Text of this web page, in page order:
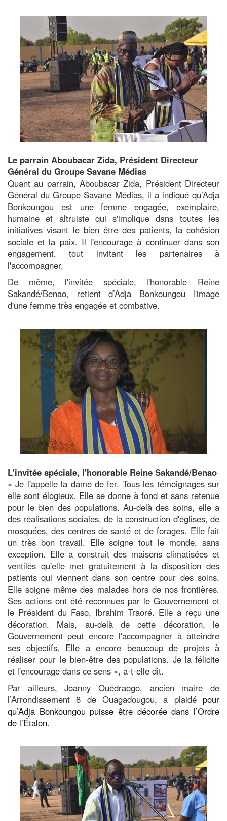
Image
Le parrain Aboubacar Zida, Président Directeur
Général du Groupe Savane Médias
Quant au parrain, Aboubacar Zida, Président Directeur
Général du Groupe Savane Médias, il a indiqué qu’Adja
Bonkoungou est une femme engagée, exemplaire,
humaine et altruiste qui s'implique dans toutes les
initiatives visant le bien être des patients, la cohésion
sociale et la paix. Il l'encourage à continuer dans son
engagement, tout invitant les partenaires à
l'accompagner.
De même, l'invitée spéciale, l'honorable Reine
Sakandé/Benao, retient d’Adja Bonkoungou l'image
d'une femme très engagée et combative.
Image
L'invitée spéciale, l'honorable Reine Sakandé/Benao
« Je l'appelle la dame de fer. Tous les témoignages sur
elle sont élogieux. Elle se donne à fond et sans retenue
pour le bien des populations. Au-delà des soins, elle a
des réalisations sociales, de la construction d'églises, de
mosquées, des centres de santé et de forages. Elle fait
un très bon travail. Elle soigne tout le monde, sans
exception. Elle a construit des maisons climatisées et
ventilés qu'elle met gratuitement à la disposition des
patients qui viennent dans son centre pour des soins.
Elle soigne même des malades hors de nos frontières.
Ses actions ont été reconnues par le Gouvernement et
le Président du Faso, Ibrahim Traoré. Elle a reçu une
décoration. Mais, au-delà de cette décoration, le
Gouvernement peut encore l'accompagner à atteindre
ses objectifs. Elle a encore beaucoup de projets à
réaliser pour le bien-être des populations. Je la félicite
et l'encourage dans ce sens », a-t-elle dit.
Par ailleurs, Joanny Ouédraogo, ancien maire de
l’Arrondissement 8 de Ouagadougou, a plaidé pour
qu’Adja Bonkoungou puisse être décorée dans l’Ordre
de l’Étalon.
Image